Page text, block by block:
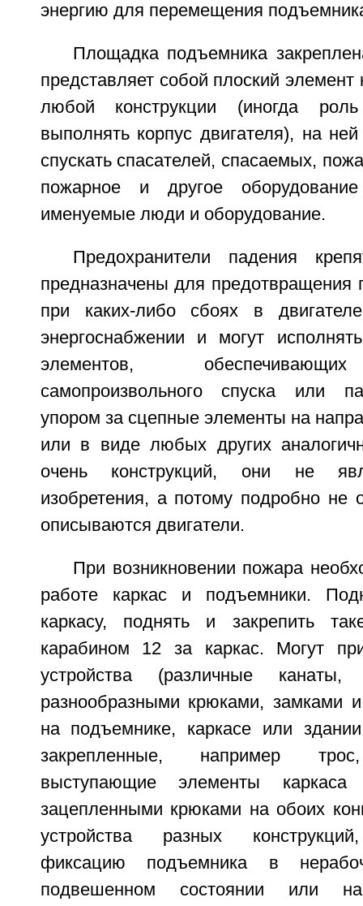
энергию для перемещения
Площадка подъемника
представляет собой плоский
любой конструкции (иногда
выполнять корпус двигателя), на
спускать спасателей, спасаемых,
пожарное и другое
именуемые люди и оборудование.
Предохранители падения
предназначены для предотвращения
при каких-либо сбоях в
энергоснабжении и могут
элементов,
самопроизвольного спуска или
упором за сцепные элементы на
или в виде любых других
очень конструкций, они не
изобретения, а потому подробно не
описываются двигатели.
При возникновении пожара
работе каркас и подъемники.
каркасу, поднять и закрепить
карабином 12 за каркас. Могут
устройства (различные
разнообразными крюками, замками
на подъемнике, каркасе или
закрепленные, например
выступающие элементы
зацепленными крюками на обоих
устройства разных
фиксацию подъемника в
подвешенном состоянии или